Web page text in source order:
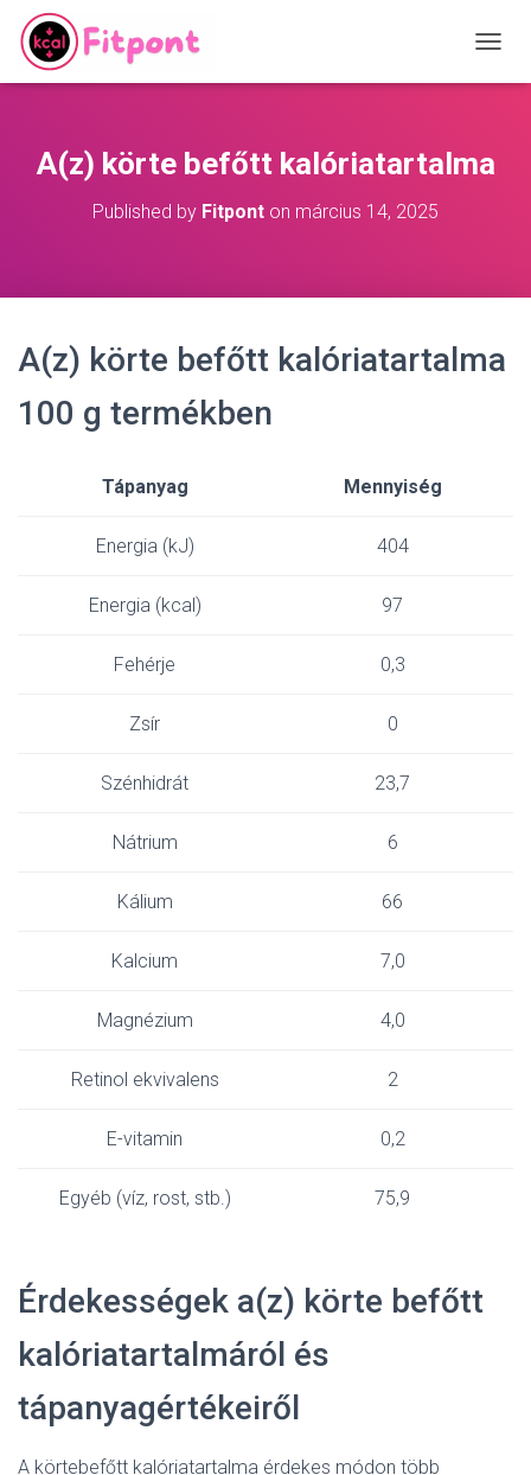
O
E
I
O
A(z) körte befőtt kalóriatartalma
Published by Fitpont on március 14, 2025
A(z) körte befőtt kalóriatartalma
100 g termékben
Tápanyag Mennyiség
Energia (kJ) 404
Energia (kcal) 97
Fehérje 0,3
Zsír 0
Szénhidrát 23,7
Nátrium 6
Kálium 66
Kalcium 7,0
Magnézium 4,0
Retinol ekvivalens 2
E-vitamin 0,2
Egyéb (víz, rost, stb.) 75,9
Érdekességek a(z) körte befőtt
kalóriatartalmáról és
tápanyagértékeiről
A körtebefőtt kalóriatartalma érdekes módon több